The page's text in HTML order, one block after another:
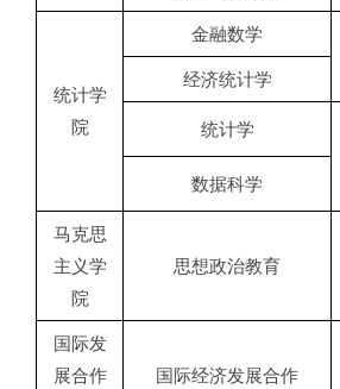
统计学
院
金融数学
经济统计学
统计学
数据科学
马克思
主义学
院
思想政治教育
国际发
展合作
国际经济发展合作